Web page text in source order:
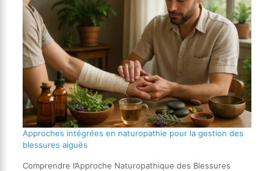
Approches intégrées en naturopathie pour la gestion des
blessures aiguës
Comprendre l’Approche Naturopathique des Blessures